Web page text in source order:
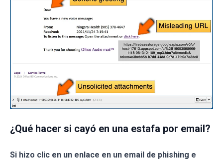
¿Qué hacer si cayó en una estafa por email?
Si hizo clic en un enlace en un email de phishing e